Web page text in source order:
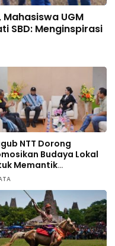
UGM
SBD: Menginspirasi
NTT Dorong
Budaya Lokal
Memantik
Datang di